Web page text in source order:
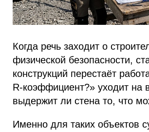
Когда речь заходит о
физической безопасности,
конструкций перестаёт
R-коэффициент?» уходит на
выдержит ли стена то, что
Именно для таких объектов